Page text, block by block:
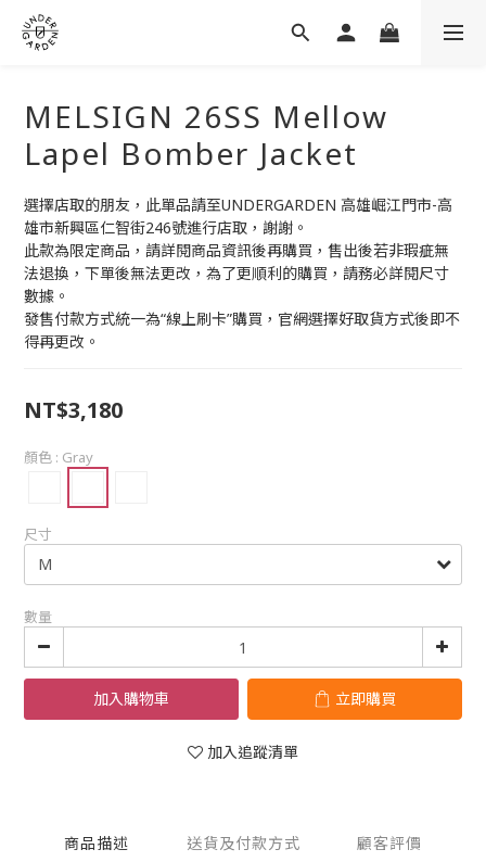
MELSIGN 26SS Mellow
Lapel Bomber Jacket
選擇店取的朋友，此單品請至UNDERGARDEN 高雄崛江門市-高
雄市新興區仁智街246號進行店取，謝謝。
此款為限定商品，請詳閱商品資訊後再購買，售出後若非瑕疵無
法退換，下單後無法更改，為了更順利的購買，請務必詳閱尺寸
數據。
發售付款方式統一為“線上刷卡”購買，官網選擇好取貨方式後即不
得再更改。
NT$3,180
顏色 : Gray
尺寸
數量
加入購物車 立即購買
加入追蹤清單
商品描述 送貨及付款方式 顧客評價